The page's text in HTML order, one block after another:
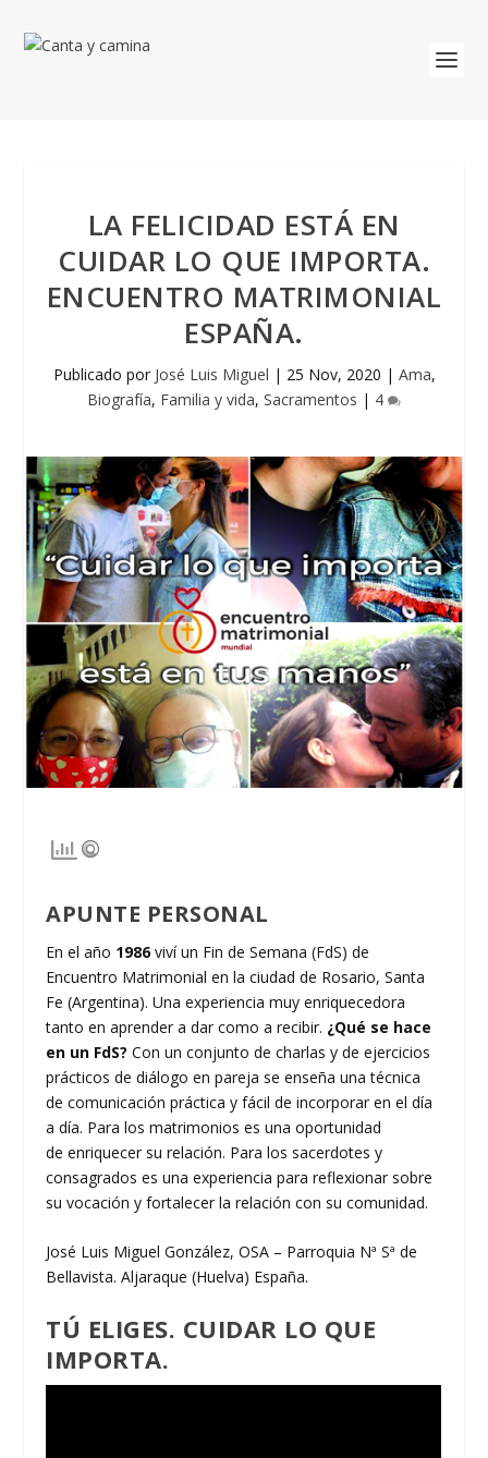
LA FELICIDAD ESTÁ EN
CUIDAR LO QUE IMPORTA.
ENCUENTRO MATRIMONIAL
ESPAÑA.
Publicado por José Luis Miguel | 25 Nov, 2020 | Ama,
Biografía, Familia y vida, Sacramentos | 4
APUNTE PERSONAL
En el año 1986 viví un Fin de Semana (FdS) de
Encuentro Matrimonial en la ciudad de Rosario, Santa
Fe (Argentina). Una experiencia muy enriquecedora
tanto en aprender a dar como a recibir. ¿Qué se hace
en un FdS? Con un conjunto de charlas y de ejercicios
prácticos de diálogo en pareja se enseña una técnica
de comunicación práctica y fácil de incorporar en el día
a día. Para los matrimonios es una oportunidad
de enriquecer su relación. Para los sacerdotes y
consagrados es una experiencia para reflexionar sobre
su vocación y fortalecer la relación con su comunidad.
José Luis Miguel González, OSA – Parroquia Nª Sª de
Bellavista. Aljaraque (Huelva) España.
TÚ ELIGES. CUIDAR LO QUE
IMPORTA.